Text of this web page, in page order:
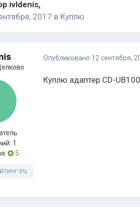
ivldenis,
2017 в Куплю
1
5
0%
Опубликовано 12 сентября,
Куплю адаптер CD-UB100